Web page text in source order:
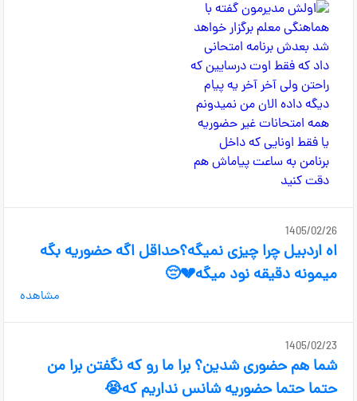
1405/02/26
اه اردبیل چرا چیزی نمیگه؟حداقل اگه حضوریه بگه
میمونه دقیقه نود میگه💔😔
مشاهده
1405/02/23
شما هم حضوری شدین؟ برا ما رو که نگفتن برا من
حتما حتما حضوریه شانس نداریم که😭